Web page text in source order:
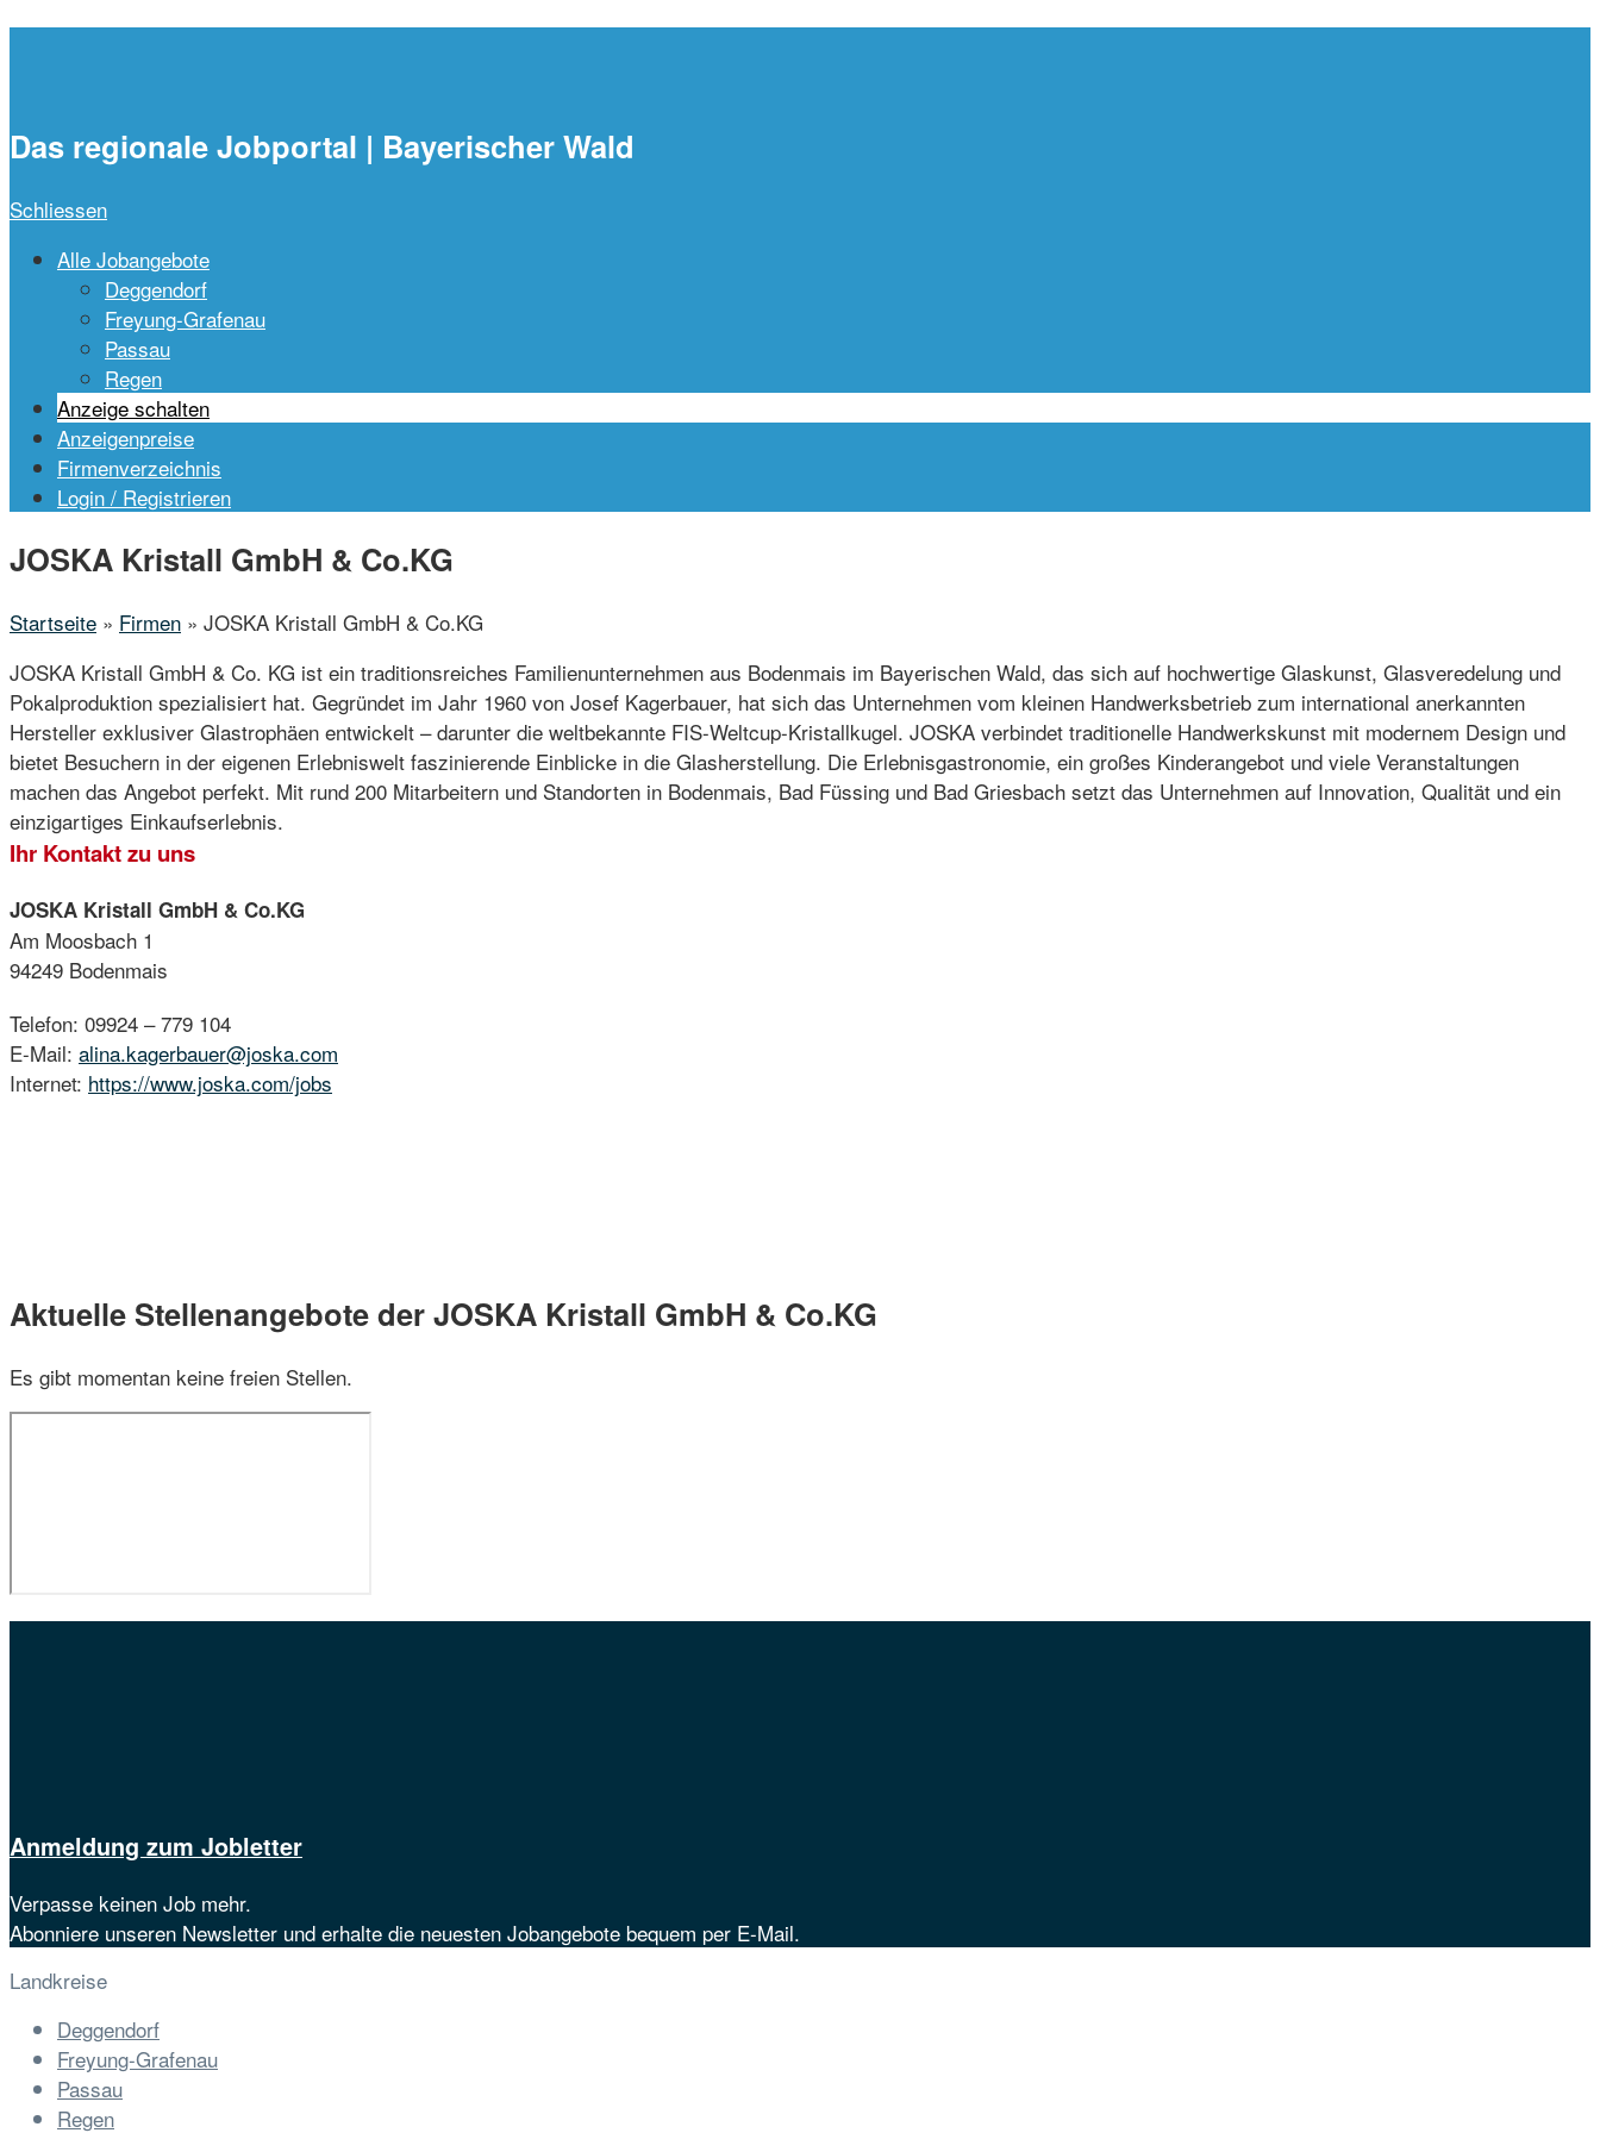
Das regionale Jobportal | Bayerischer Wald
Schliessen
Alle Jobangebote
Deggendorf
Freyung-Grafenau
Passau
Regen
Anzeige schalten
Anzeigenpreise
Firmenverzeichnis
Login / Registrieren
Menu
JOSKA Kristall GmbH & Co.KG
Startseite » Firmen » JOSKA Kristall GmbH & Co.KG
JOSKA Kristall GmbH & Co. KG ist ein traditionsreiches Familienunternehmen aus Bodenmais im Bayerischen Wald, das sich auf hochwertige Glaskunst, Glasveredelung und
Pokalproduktion spezialisiert hat. Gegründet im Jahr 1960 von Josef Kagerbauer, hat sich das Unternehmen vom kleinen Handwerksbetrieb zum international anerkannten
Hersteller exklusiver Glastrophäen entwickelt – darunter die weltbekannte FIS-Weltcup-Kristallkugel. JOSKA verbindet traditionelle Handwerkskunst mit modernem Design und
bietet Besuchern in der eigenen Erlebniswelt faszinierende Einblicke in die Glasherstellung. Die Erlebnisgastronomie, ein großes Kinderangebot und viele Veranstaltungen
machen das Angebot perfekt. Mit rund 200 Mitarbeitern und Standorten in Bodenmais, Bad Füssing und Bad Griesbach setzt das Unternehmen auf Innovation, Qualität und ein
einzigartiges Einkaufserlebnis.
Ihr Kontakt zu uns
JOSKA Kristall GmbH & Co.KG
Am Moosbach 1
94249 Bodenmais
Telefon: 09924 – 779 104
E-Mail: alina.kagerbauer@joska.com
Internet: https://www.joska.com/jobs
Aktuelle Stellenangebote der JOSKA Kristall GmbH & Co.KG
Es gibt momentan keine freien Stellen.
Anmeldung zum Jobletter
Verpasse keinen Job mehr.
Abonniere unseren Newsletter und erhalte die neuesten Jobangebote bequem per E-Mail.
Landkreise
Deggendorf
Freyung-Grafenau
Passau
Regen